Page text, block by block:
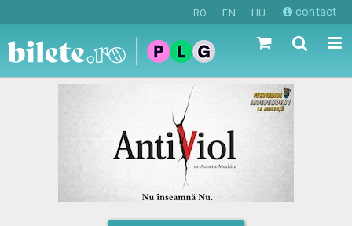
RO EN HU contact